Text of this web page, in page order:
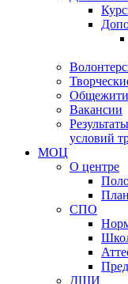
Вакансии
условий
МОЦ
О центре
СПО
ДШИ